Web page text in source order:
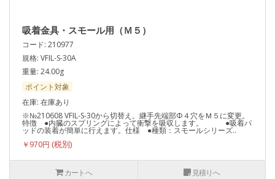
吸着金具・スモール用（Ｍ５）
コード: 210977
規格: VFIL-S-30A
重量: 24.00g
ポイント対象
在庫: 在庫あり
※№210608 VFIL-S-30から切替え。継手先端部Φ４穴をＭ５に変更。
特徴 ●内臓のスプリングによって衝撃を吸収します。 ●吸着パ
ッドの装着が簡単に行えます。仕様 ●種類：スモールシリーズ..
￥970円
カートへ 見積りへ